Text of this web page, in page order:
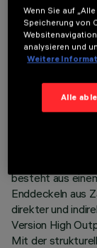
LETZTES UPDATE:
besteht aus
Enddeckeln aus
direkter und
Version High
Mit der
Wenn Sie auf
Speicherung von
analysieren und
Weitere
Alle